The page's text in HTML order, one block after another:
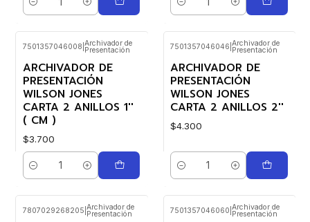
Cantidad Cantidad
7501357046008 Archivador de
Presentación
ARCHIVADOR DE
PRESENTACIÓN
WILSON JONES
CARTA 2 ANILLOS 1''
( CM )
$3.700
Cantidad
7501357046046 Archivador de
Presentación
ARCHIVADOR DE
PRESENTACIÓN
WILSON JONES
CARTA 2 ANILLOS 2''
$4.300
Cantidad
7807029268205 Archivador de
Presentación 7501357046060 Archivador de
Presentación